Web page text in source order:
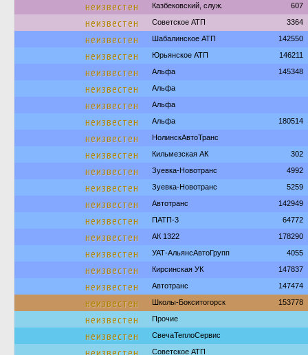
неизвестен Казбековский, служ. 607
неизвестен Советское АТП 3364
неизвестен Шабалинское АТП 142550
неизвестен Юрьянское АТП 146211
неизвестен Альфа 145348
неизвестен Альфа
неизвестен Альфа
неизвестен Альфа 180514
неизвестен НолинскАвтоТранс
неизвестен Кильмезская АК 302
неизвестен Зуевка-Новотранс 4992
неизвестен Зуевка-Новотранс 5259
неизвестен Автотранс 142949
неизвестен ПАТП-3 64772
неизвестен АК 1322 178290
неизвестен УАТ-АльянсАвтоГрупп 4055
неизвестен Кирсинская УК 147837
неизвестен Автотранс 147474
неизвестен Школы-Бокситогорск 153778
неизвестен Прочие
неизвестен СвечаТеплоСервис
неизвестен Советское АТП